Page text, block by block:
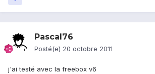
Pascal76
Posté(e) 20 octobre 2011
j'ai testé avec la freebox v6